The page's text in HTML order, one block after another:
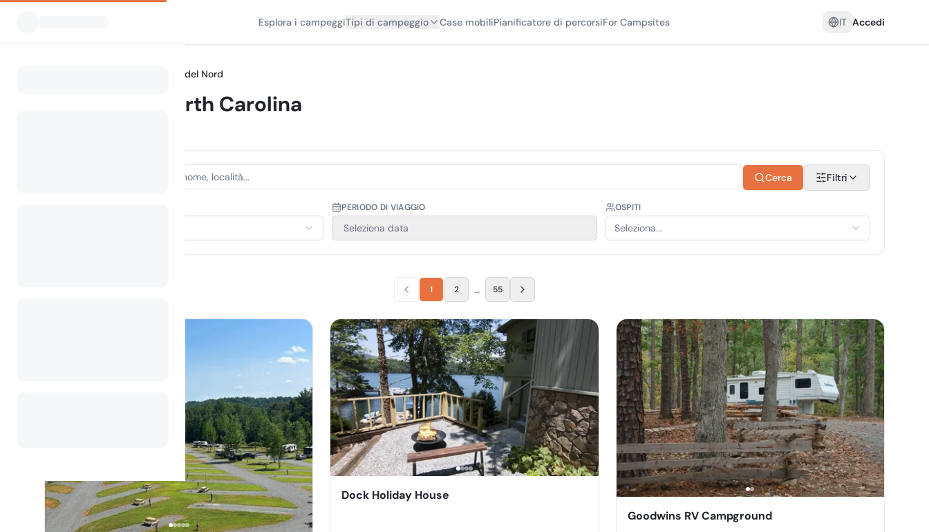
Esplora i campeggiTipi di campeggio Case mobiliPianificatore di percorsiFor Campsites IT Accedi
Carolina del Nord
Camping North Carolina
Cerca Filtri
PERIODO DI VIAGGIO
Seleziona data
OSPITI
Seleziona...
1 2 … 55
Dock Holiday House
Goodwins RV Campground